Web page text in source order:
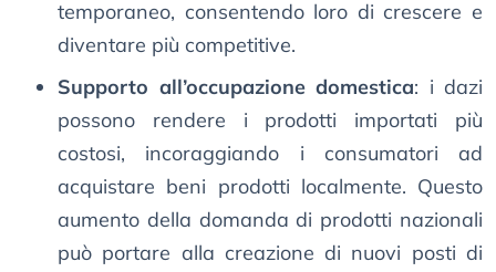
temporaneo, consentendo loro di crescere e
diventare più competitive.
Supporto all’occupazione domestica: i dazi
possono rendere i prodotti importati più
costosi, incoraggiando i consumatori ad
acquistare beni prodotti localmente. Questo
aumento della domanda di prodotti nazionali
può portare alla creazione di nuovi posti di